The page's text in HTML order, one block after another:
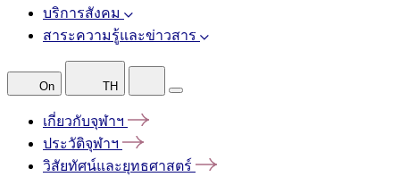
บริการสังคม
สาระความรู้และข่าวสาร
On TH
เกี่ยวกับจุฬาฯ
ประวัติจุฬาฯ
วิสัยทัศน์และยุทธศาสตร์